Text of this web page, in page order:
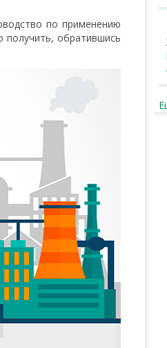
по применению
получить, обратившись